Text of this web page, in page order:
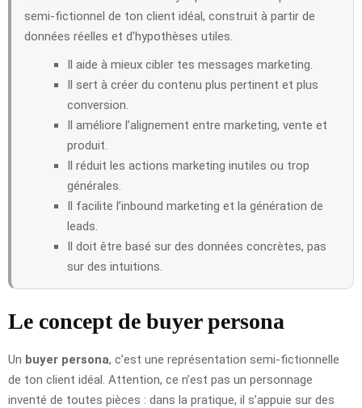
semi-fictionnel de ton client idéal, construit à partir de
données réelles et d’hypothèses utiles.
Il aide à mieux cibler tes messages marketing.
Il sert à créer du contenu plus pertinent et plus
conversion.
Il améliore l’alignement entre marketing, vente et
produit.
Il réduit les actions marketing inutiles ou trop
générales.
Il facilite l’inbound marketing et la génération de
leads.
Il doit être basé sur des données concrètes, pas
sur des intuitions.
Le concept de buyer persona
Un buyer persona, c’est une représentation semi-fictionnelle
de ton client idéal. Attention, ce n’est pas un personnage
inventé de toutes pièces : dans la pratique, il s’appuie sur des